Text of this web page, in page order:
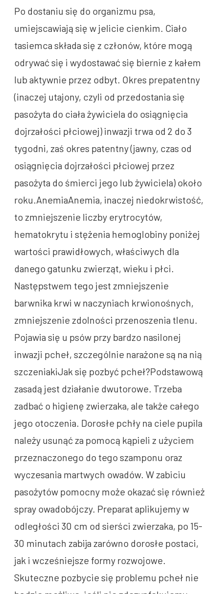
Po dostaniu się do organizmu psa,
umiejscawiają się w jelicie cienkim. Ciało
tasiemca składa się z członów, które mogą
odrywać się i wydostawać się biernie z kałem
lub aktywnie przez odbyt. Okres prepatentny
(inaczej utajony, czyli od przedostania się
pasożyta do ciała żywiciela do osiągnięcia
dojrzałości płciowej) inwazji trwa od 2 do 3
tygodni, zaś okres patentny (jawny, czas od
osiągnięcia dojrzałości płciowej przez
pasożyta do śmierci jego lub żywiciela) około
roku.AnemiaAnemia, inaczej niedokrwistość,
to zmniejszenie liczby erytrocytów,
hematokrytu i stężenia hemoglobiny poniżej
wartości prawidłowych, właściwych dla
danego gatunku zwierząt, wieku i płci.
Następstwem tego jest zmniejszenie
barwnika krwi w naczyniach krwionośnych,
zmniejszenie zdolności przenoszenia tlenu.
Pojawia się u psów przy bardzo nasilonej
inwazji pcheł, szczególnie narażone są na nią
szczeniakiJak się pozbyć pcheł?Podstawową
zasadą jest działanie dwutorowe. Trzeba
zadbać o higienę zwierzaka, ale także całego
jego otoczenia. Dorosłe pchły na ciele pupila
należy usunąć za pomocą kąpieli z użyciem
przeznaczonego do tego szamponu oraz
wyczesania martwych owadów. W zabiciu
pasożytów pomocny może okazać się również
spray owadobójczy. Preparat aplikujemy w
odległości 30 cm od sierści zwierzaka, po 15-
30 minutach zabija zarówno dorosłe postaci,
jak i wcześniejsze formy rozwojowe.
Skuteczne pozbycie się problemu pcheł nie